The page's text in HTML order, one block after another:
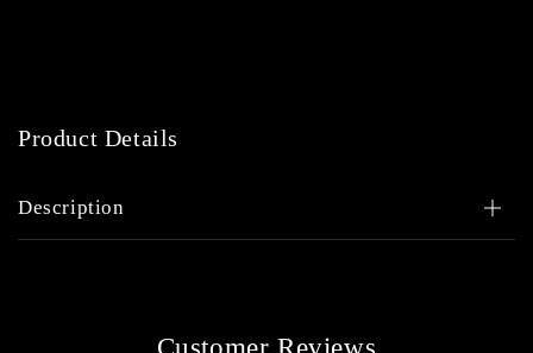
Product Details
Description